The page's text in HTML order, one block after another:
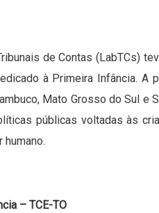
de Contas (LabTCs)
à Primeira Infância. A
Mato Grosso do Sul e
públicas voltadas às
– TCE-TO